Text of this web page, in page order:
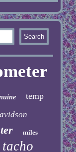
temp
miles
tacho